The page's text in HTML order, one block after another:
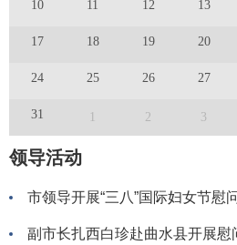
10 11 12 13
17 18 19 20
24 25 26 27
31 1 2 3
领导活动
市领导开展“三八”国际妇女节慰
副市长扎西白珍赴曲水县开展慰